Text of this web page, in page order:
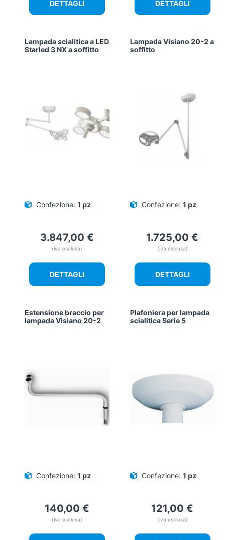
DETTAGLI DETTAGLI
Lampada scialitica a LED
Starled 3 NX a soffitto
Confezione: 1 pz
3.847,00 €
(iva esclusa)
DETTAGLI
Lampada Visiano 20-2 a
soffitto
Confezione: 1 pz
1.725,00 €
(iva esclusa)
DETTAGLI
Estensione braccio per
lampada Visiano 20-2
Confezione: 1 pz
140,00 €
(iva esclusa)
Plafoniera per lampada
scialitica Serie 5
Confezione: 1 pz
121,00 €
(iva esclusa)